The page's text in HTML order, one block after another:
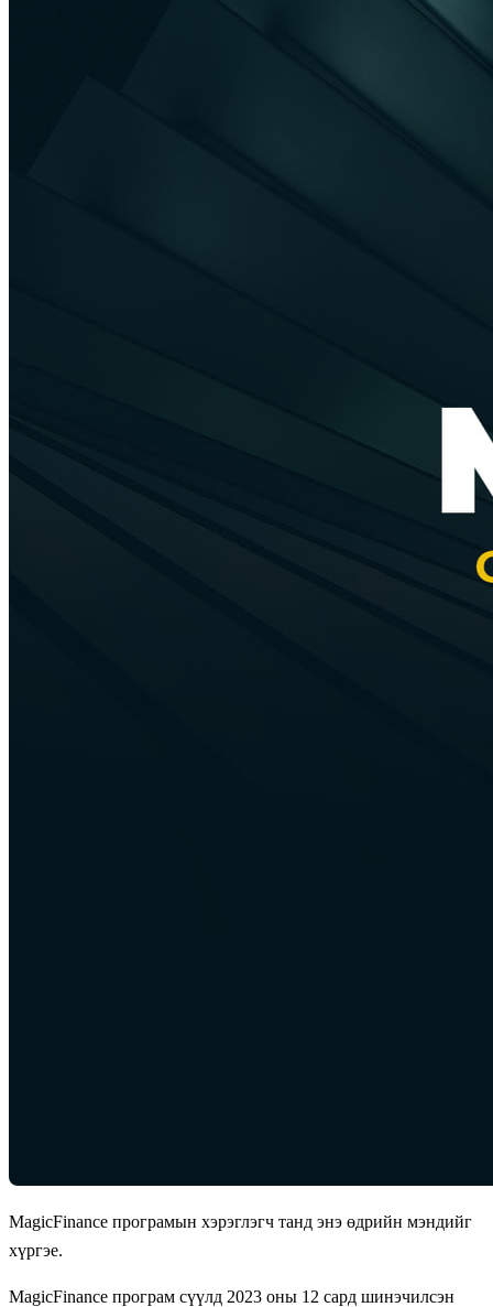
MagicFinance програмын хэрэглэгч танд энэ өдрийн мэндийг
хүргэе.
MagicFinance програм сүүлд 2023 оны 12 сард шинэчилсэн